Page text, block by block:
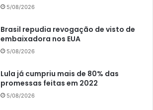
5/08/2026
Brasil repudia revogação de visto de
embaixadora nos EUA
5/08/2026
Lula já cumpriu mais de 80% das
promessas feitas em 2022
5/08/2026